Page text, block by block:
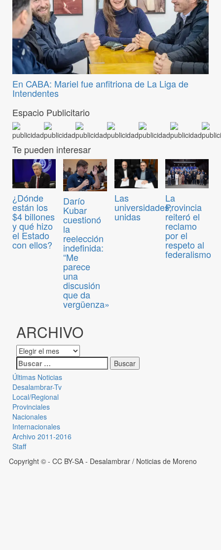
En CABA: Mariel fue anfitriona de La Liga de
Intendentes
Espacio Publicitario
Te pueden interesar
¿Dónde
están los
$4 billones
y qué hizo
el Estado
con ellos?
Darío
Kubar
cuestionó
la
reelección
indefinida:
“Me
parece
una
discusión
que da
vergüenza»
Las
universidades,
unidas
La
Provincia
reiteró el
reclamo
por el
respeto al
federalismo
ARCHIVO
Últimas Noticias
Desalambrar-Tv
Local/Regional
Provinciales
Nacionales
Internacionales
Archivo 2011-2016
Staff
Copyright © - CC BY-SA - Desalambrar / Noticias de Moreno